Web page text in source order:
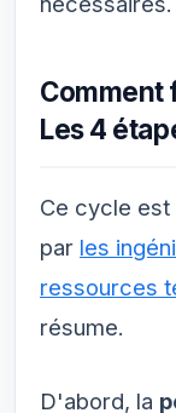
Comment
Les 4
Ce cycle est
par les
ressources
résume.
D'abord, la